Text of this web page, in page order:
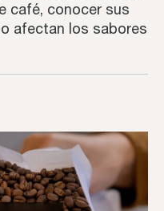
café, conocer sus
afectan los sabores